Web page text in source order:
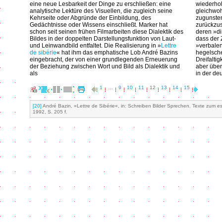
eine neue Lesbarkeit der Dinge zu erschließen: eine
analytische Lektüre des Visuellen, die zugleich seine
Kehrseite oder Abgründe der Einbildung, des
Gedächtnisse oder Wissens einschließt. Marker hat
schon seit seinen frühen Filmarbeiten diese Dialektik des
Bildes in der doppelten Darstellungsfunktion von Laut-
und Leinwandbild entfaltet. Die Realisierung in »Lettre
de sibérie« hat ihm das emphatische Lob André Bazins
eingebracht, der von einer grundlegenden Erneuerung
der Beziehung zwischen Wort und Bild als Dialektik und
als
deren
dass der
aber
in der
1 9 10 11 12 13 14 15
[20] André Bazin, »Lettre de Sibérie«, in: Schreiben Bilder Sprechen. Texte zum
1992, S. 205 f.